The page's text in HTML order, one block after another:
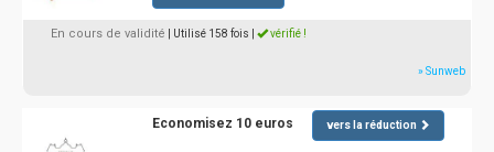
En cours de validité | Utilisé 158 fois vérifié !
» Sunweb
Economisez 10 euros vers la réduction